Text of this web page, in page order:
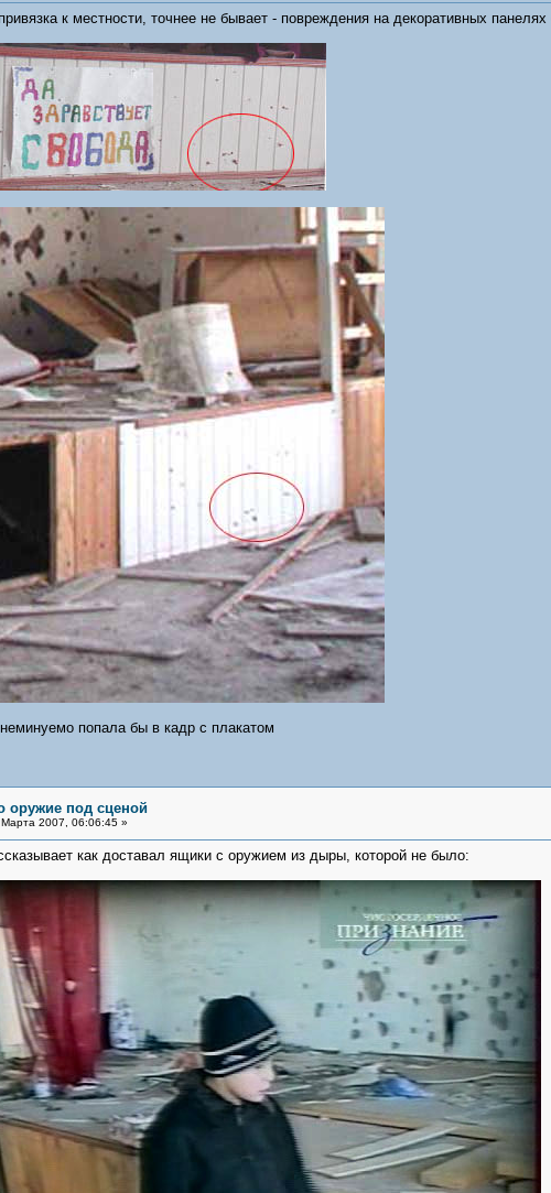
к местности, точнее не бывает - повреждения на декоративных
попала бы в кадр с плакатом
оружие под сценой
2007, 06:06:45 »
как доставал ящики с оружием из дыры, которой не было: